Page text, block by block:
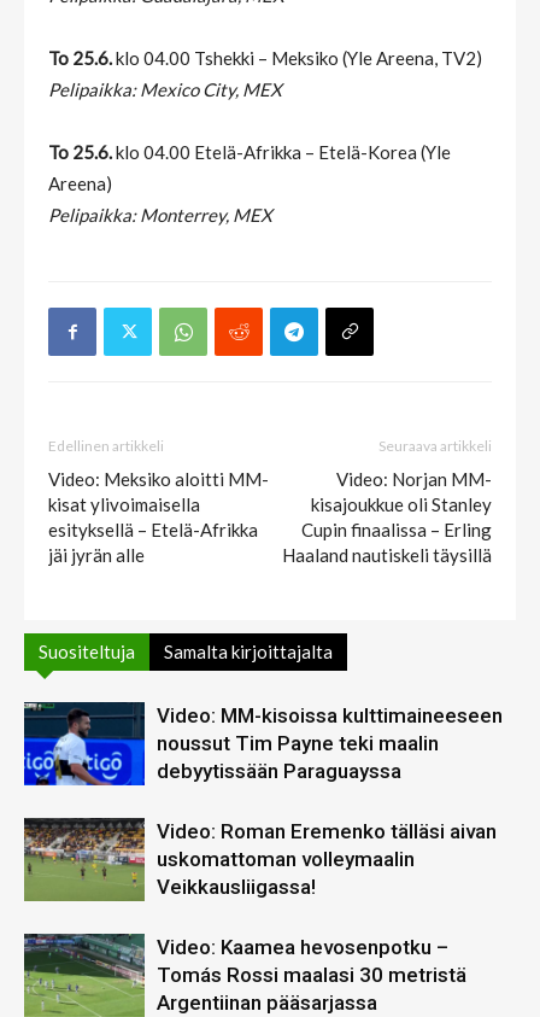
To 25.6.klo 04.00 Tshekki – Meksiko (Yle Areena, TV2)
Pelipaikka: Mexico City, MEX
To 25.6.klo 04.00 Etelä-Afrikka – Etelä-Korea (Yle
Areena)
Pelipaikka: Monterrey, MEX
Edellinen artikkeli
Video: Meksiko aloitti MM-
kisat ylivoimaisella
esityksellä – Etelä-Afrikka
jäi jyrän alle
Seuraava artikkeli
Video: Norjan MM-
kisajoukkue oli Stanley
Cupin finaalissa – Erling
Haaland nautiskeli täysillä
Suositeltuja Samalta kirjoittajalta
Video: MM-kisoissa kulttimaineeseen
noussut Tim Payne teki maalin
debyytissään Paraguayssa
Video: Roman Eremenko tälläsi aivan
uskomattoman volleymaalin
Veikkausliigassa!
Video: Kaamea hevosenpotku –
Tomás Rossi maalasi 30 metristä
Argentiinan pääsarjassa